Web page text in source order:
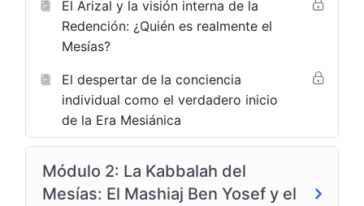
El Arizal y la visión interna de la
Redención: ¿Quién es realmente el
Mesías?
El despertar de la conciencia
individual como el verdadero inicio
de la Era Mesiánica
Módulo 2: La Kabbalah del
Mesías: El Mashiaj Ben Yosef y el